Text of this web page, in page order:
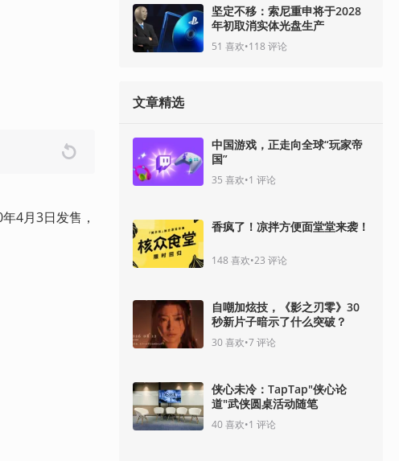
4月3日发售，
坚定不移：索尼重申将于2028
年初取消实体光盘生产
51 喜欢•118 评论
文章精选
中国游戏，正走向全球“玩家帝
国”
35 喜欢•1 评论
香疯了！凉拌方便面堂堂来袭！
148 喜欢•23 评论
自嘲加炫技，《影之刃零》30
秒新片子暗示了什么突破？
30喜欢•7评论
侠心未冷：TapTap"侠心论
道"武侠圆桌活动随笔
40喜欢•1 评论